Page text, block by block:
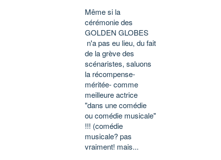
Même si la
cérémonie des
GOLDEN GLOBES
n'a pas eu lieu, du fait
de la grève des
scénaristes, saluons
la récompense-
méritée- comme
meilleure actrice
"dans une comédie
ou comédie musicale"
!!! (comédie
musicale? pas
vraiment! mais...